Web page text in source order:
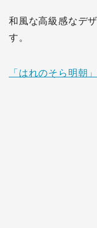
和風な高級感なデ
す。
「はれのそら明朝